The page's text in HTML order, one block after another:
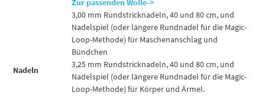
Zur passenden Wolle->
Nadeln
3,00 mm Rundstricknadeln, 40 und 80 cm, und
Nadelspiel (oder längere Rundnadel für die Magic-
Loop-Methode) für Maschenanschlag und
Bündchen
3,25 mm Rundstricknadeln, 40 und 80 cm, und
Nadelspiel (oder längere Rundnadel für die Magic-
Loop-Methode) für Körper und Ärmel.